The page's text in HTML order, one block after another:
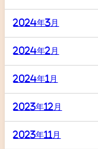
2024年3月
2024年2月
2024年1月
2023年12月
2023年11月